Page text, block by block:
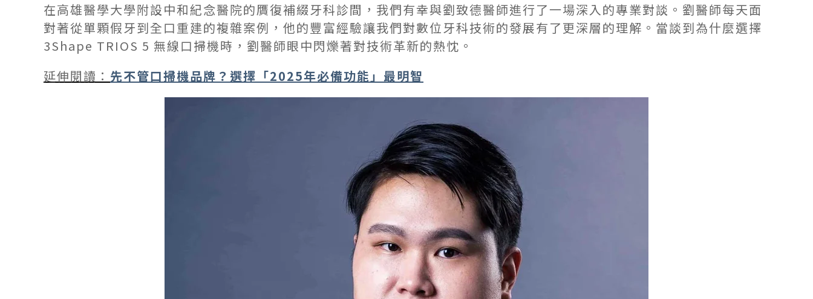
在高雄醫學大學附設中和紀念醫院的贋復補綴牙科診間，我們有幸與劉致德醫師進行了一場深入的專業對談。劉醫師每天面
對著從單顆假牙到全口重建的複雜案例，他的豐富經驗讓我們對數位牙科技術的發展有了更深層的理解。當談到為什麼選擇
3Shape TRIOS 5 無線口掃機時，劉醫師眼中閃爍著對技術革新的熱忱。
延伸閱讀： 先不管口掃機品牌？選擇「2025年必備功能」最明智